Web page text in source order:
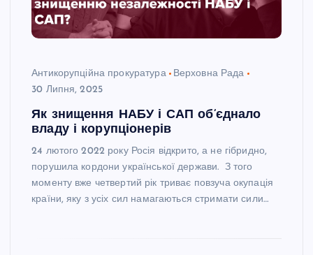
Антикорупційна прокуратура
Верховна Рада
30 Липня, 2025
Як знищення НАБУ і САП об’єднало
владу і корупціонерів
24 лютого 2022 року Росія відкрито, а не гібридно,
порушила кордони української держави. З того
моменту вже четвертий рік триває повзуча окупація
країни, яку з усіх сил намагаються стримати сили…